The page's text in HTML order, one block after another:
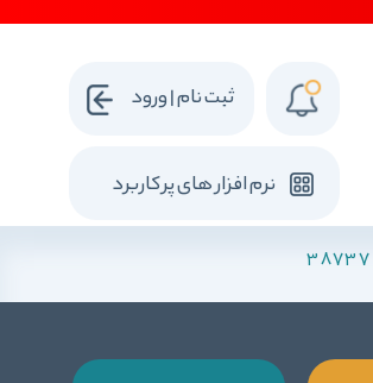
نرم افزار های پرکاربرد
ثبت نام | ورود
38737